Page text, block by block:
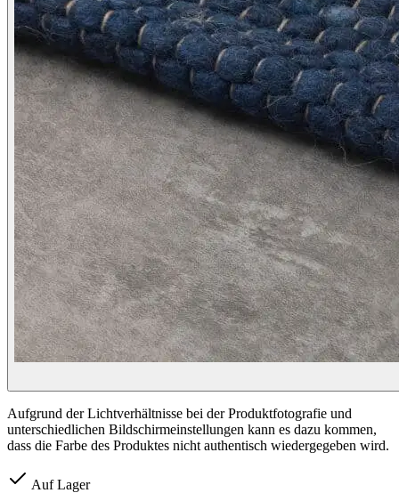
Aufgrund der Lichtverhältnisse bei der Produktfotografie und
unterschiedlichen Bildschirmeinstellungen kann es dazu kommen,
dass die Farbe des Produktes nicht authentisch wiedergegeben wird.
Auf Lager